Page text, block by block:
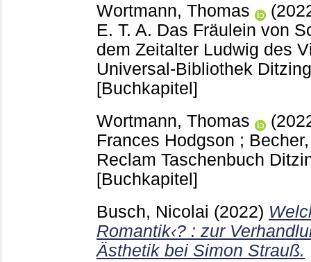
Wortmann, Thomas
E. T. A. Das Fräulein von
dem Zeitalter Ludwig des
Universal-Bibliothek
[Buchkapitel]
Wortmann, Thomas
Frances Hodgson ;
Reclam Taschenbuch
[Buchkapitel]
Busch, Nicolai (2022)
Romantik‹? : zur
Ästhetik bei Simon Strauß.